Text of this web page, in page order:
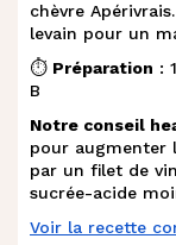
chèvre
levain pour un
⏱️ Préparation :
B
Notre conseil
pour augmenter
par un filet de
sucrée-acide
Voir la recette